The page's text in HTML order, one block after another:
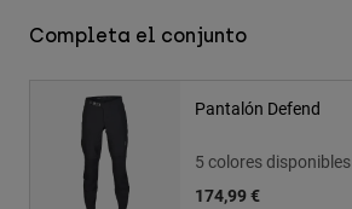
Completa el conjunto
Pantalón Defend
5 colores disponibles
174,99 €